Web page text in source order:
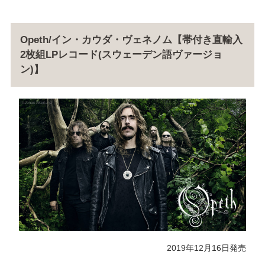
Opeth/イン・カウダ・ヴェネノム【帯付き直輸入
2枚組LPレコード(スウェーデン語ヴァージョ
ン)】
2019年12月16日発売